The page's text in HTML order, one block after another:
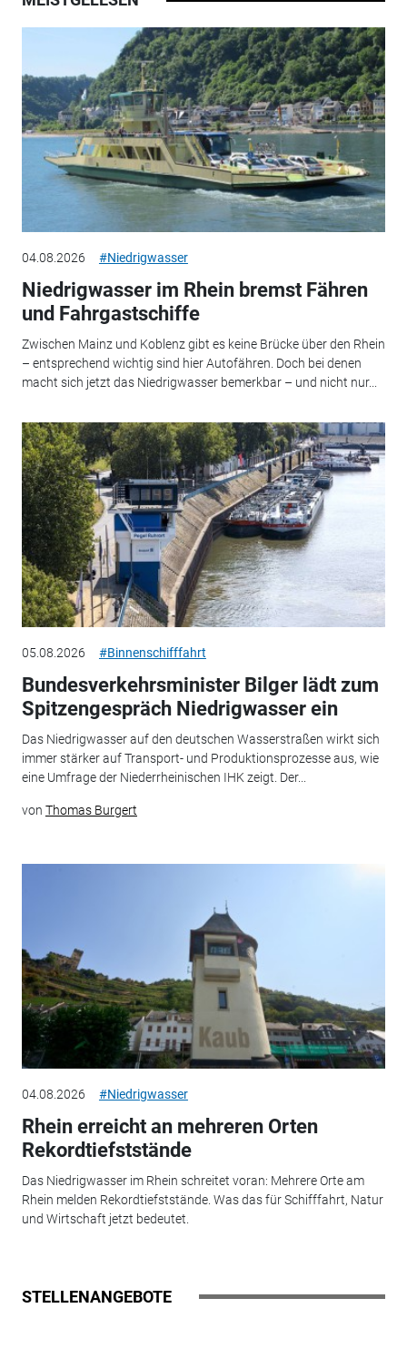
04.08.2026 #Niedrigwasser
Niedrigwasser im Rhein bremst Fähren
und Fahrgastschiffe
Zwischen Mainz und Koblenz gibt es keine Brücke über den Rhein
– entsprechend wichtig sind hier Autofähren. Doch bei denen
macht sich jetzt das Niedrigwasser bemerkbar – und nicht nur...
05.08.2026 #Binnenschifffahrt
Bundesverkehrsminister Bilger lädt zum
Spitzengespräch Niedrigwasser ein
Das Niedrigwasser auf den deutschen Wasserstraßen wirkt sich
immer stärker auf Transport- und Produktionsprozesse aus, wie
eine Umfrage der Niederrheinischen IHK zeigt. Der...
von Thomas Burgert
04.08.2026 #Niedrigwasser
Rhein erreicht an mehreren Orten
Rekordtiefststände
Das Niedrigwasser im Rhein schreitet voran: Mehrere Orte am
Rhein melden Rekordtiefststände. Was das für Schifffahrt, Natur
und Wirtschaft jetzt bedeutet.
STELLENANGEBOTE